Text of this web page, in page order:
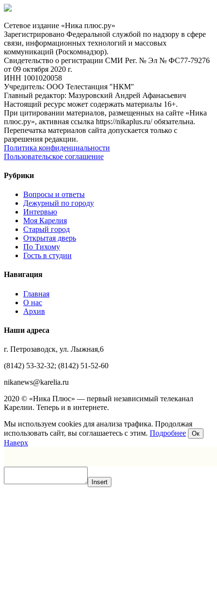
Сетевое издание «Ника плюс.ру»
Зарегистрировано Федеральной службой по надзору в сфере
связи, информационных технологий и массовых
коммуникаций (Роскомнадзор).
Свидетельство о регистрации СМИ Рег. № Эл № ФС77-79276
от 09 октября 2020 г.
ИНН 1001020058
Учредитель: ООО Телестанция "НКМ"
Главный редактор: Мазуровский Андрей Афанасьевич
Настоящий ресурс может содержать материалы 16+.
При цитировании материалов, размещенных на сайте «Ника
плюс.ру», активная ссылка https://nikaplus.ru/ обязательна.
Перепечатка материалов сайта допускается только с
разрешения редакции.
Политика конфиденциальности
Пользовательское соглашение
Рубрики
Вопросы и ответы
Дежурный по городу
Интервью
Моя Карелия
Старый город
Открытая дверь
По Тихому
Гость в студии
Навигация
Главная
О нас
Архив
Наши адреса
г. Петрозаводск, ул. Лыжная,6
(8142) 53-32-32; (8142) 51-52-60
nikanews@karelia.ru
2020 © «Ника Плюс» — первый независимый телеканал
Карелии. Теперь и в интернете.
Мы используем cookies для анализа трафика. Продолжая
использовать сайт, вы соглашаетесь с этим. Подробнее Ок
Наверх
Insert